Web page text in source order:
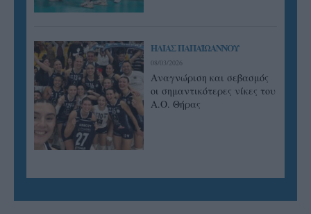
ΗΛΙΑΣ ΠΑΠΑΪΩΑΝΝΟΥ
08/03/2026
Αναγνώριση και σεβασμός
οι σημαντικότερες νίκες του
Α.Ο. Θήρας